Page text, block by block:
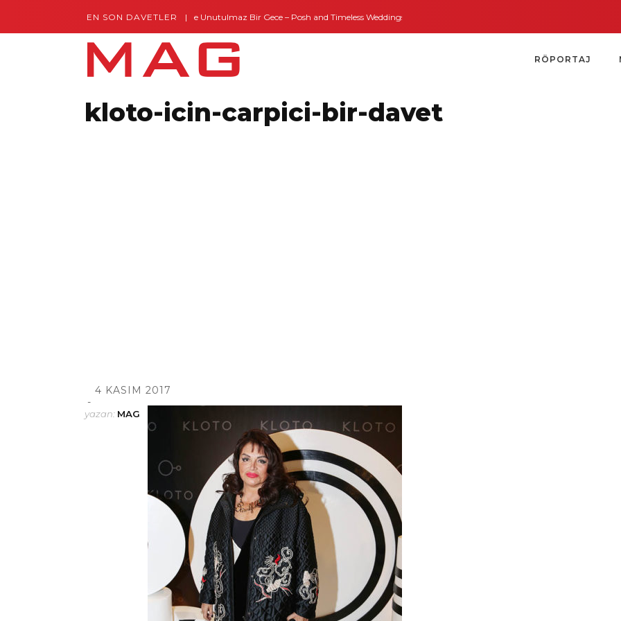
EN SON DAVETLER
Gaziantep’te Unutulmaz Bir Gece – Posh and Timeless Weddings Bodrum’dan İngiltere’ye Kısa Bir Yolculuk
RÖPORTAJ
kloto-icin-carpici-bir-davet
4 KASIM 2017
yazan: MAG